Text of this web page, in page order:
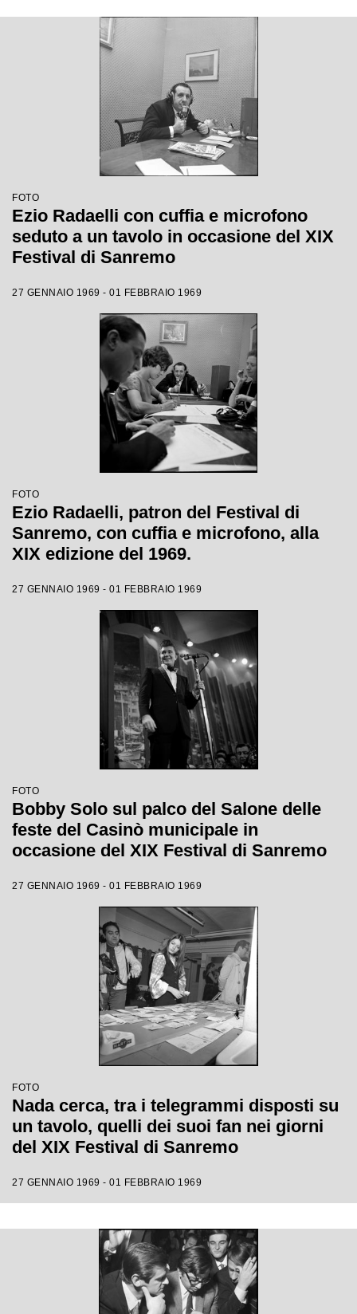
FOTO
Ezio Radaelli con cuffia e microfono
seduto a un tavolo in occasione del XIX
Festival di Sanremo
27 GENNAIO 1969 - 01 FEBBRAIO 1969
FOTO
Ezio Radaelli, patron del Festival di
Sanremo, con cuffia e microfono, alla
XIX edizione del 1969.
27 GENNAIO 1969 - 01 FEBBRAIO 1969
FOTO
Bobby Solo sul palco del Salone delle
feste del Casinò municipale in
occasione del XIX Festival di Sanremo
27 GENNAIO 1969 - 01 FEBBRAIO 1969
FOTO
Nada cerca, tra i telegrammi disposti su
un tavolo, quelli dei suoi fan nei giorni
del XIX Festival di Sanremo
27 GENNAIO 1969 - 01 FEBBRAIO 1969